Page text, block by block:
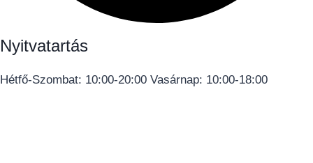
Nyitvatartás
Hétfő-Szombat: 10:00-20:00 Vasárnap: 10:00-18:00